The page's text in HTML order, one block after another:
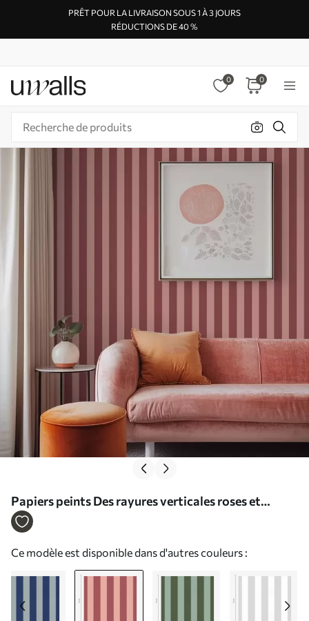
PRÊT POUR LA LIVRAISON SOUS 1 À 3 JOURS
RÉDUCTIONS DE 40 %
0 0
Papiers peints Des rayures verticales roses et
claires Nr. a01179v3
Ce modèle est disponible dans d'autres couleurs :